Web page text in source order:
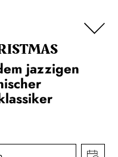
jazzigen